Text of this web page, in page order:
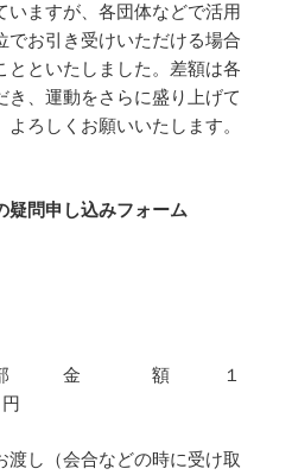
いますが、各団体などで活用
でお引き受けいただける場合
とといたしました。差額は各
き、運動をさらに盛り上げて
ろしくお願いいたします。
疑問申し込みフォーム
名
部 金 額 １
し（会合などの時に受け取